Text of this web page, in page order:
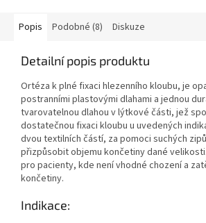
Popis Podobné (8) Diskuze
Detailní popis produktu
Ortéza k plné fixaci hlezenního kloubu, je
postranními plastovými dlahami a jednou
tvarovatelnou dlahou v lýtkové části, jež
dostatečnou fixaci kloubu u uvedených
dvou textilních částí, za pomoci suchých
přizpůsobit objemu končetiny dané
pro pacienty, kde není vhodné chození a
končetiny.
Indikace: